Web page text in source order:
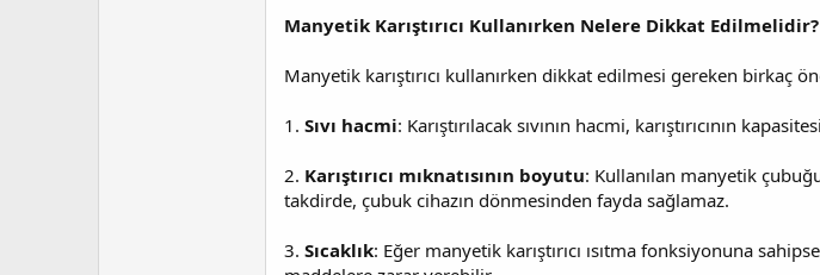
Manyetik Karıştırıcı Kullanırken Nelere Dikkat Edilmelidir?
Manyetik karıştırıcı kullanırken dikkat edilmesi gereken birkaç
1. Sıvı hacmi: Karıştırılacak sıvının hacmi, karıştırıcının
2. Karıştırıcı mıknatısının boyutu: Kullanılan manyetik
takdirde, çubuk cihazın dönmesinden fayda sağlamaz.
3. Sıcaklık: Eğer manyetik karıştırıcı ısıtma fonksiyonuna